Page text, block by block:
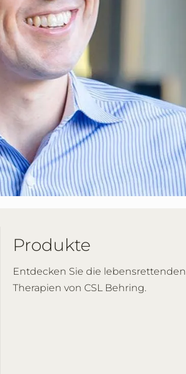
Produkte
Entdecken Sie die lebensrettenden
Therapien von CSL Behring.